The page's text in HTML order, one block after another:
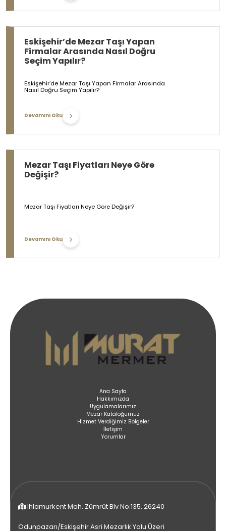
Eskişehir’de Mezar Taşı Yapan
Firmalar Arasında Nasıl Doğru
Seçim Yapılır?
Eskişehir’de Mezar Taşı Yapan Firmalar Arasında
Nasıl Doğru Seçim Yapılır?
Devamını Oku
Mezar Taşı Fiyatları Neye Göre
Değişir?
Mezar Taşı Fiyatları Neye Göre Değişir?
Devamını Oku
Ana Sayfa
Hakkımızda
Uygulamalarımız
Mezar Kataloğumuz
Hizmet Verdiğimiz Bölgeler
İletişim
Yorumlar
Ihlamurkent Mah. Zümrüt Blv No:135, 26240
Odunpazarı/Eskişehir Asri Mezarlık Yolu Üzeri